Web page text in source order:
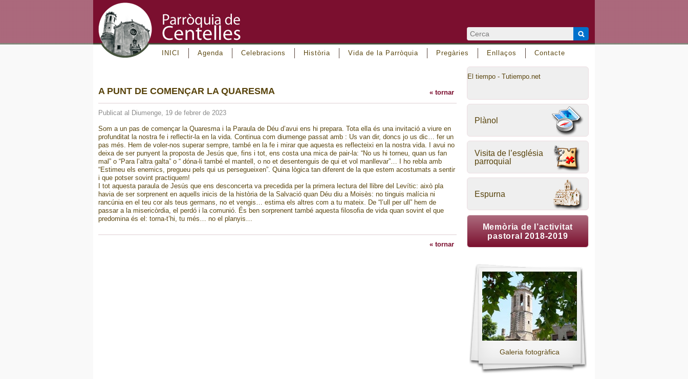
INICI Agenda Celebracions Història Vida de la Parròquia Pregàries Enllaços Contacte
A PUNT DE COMENÇAR LA QUARESMA « tornar
Publicat al Diumenge, 19 de febrer de 2023
Som a un pas de començar la Quaresma i la Paraula de Déu d’avui ens hi prepara. Tota ella és una invitació a viure en
profunditat la nostra fe i reflectir-la en la vida. Continua com diumenge passat amb : Us van dir, doncs jo us dic… fer un
pas més. Hem de voler-nos superar sempre, també en la fe i mirar que aquesta es reflecteixi en la nostra vida. I avui no
deixa de ser punyent la proposta de Jesús que, fins i tot, ens costa una mica de pair-la: “No us hi torneu, quan us fan
mal” o “Para l’altra galta” o “ dóna-li també el mantell, o no et desentenguis de qui et vol manllevar”… I ho rebla amb
“Estimeu els enemics, pregueu pels qui us persegueixen”. Quina lògica tan diferent de la que estem acostumats a sentir
i que potser sovint practiquem!
I tot aquesta paraula de Jesús que ens desconcerta va precedida per la primera lectura del llibre del Levític: això pla
havia de ser sorprenent en aquells inicis de la història de la Salvació quan Déu diu a Moisès: no tinguis malícia ni
rancúnia en el teu cor als teus germans, no et vengis… estima els altres com a tu mateix. De “l’ull per ull” hem de
passar a la misericòrdia, el perdó i la comunió. És ben sorprenent també aquesta filosofia de vida quan sovint el que
predomina és el: torna-t’hi, tu més… no el planyis…
« tornar
El tiempo - Tutiempo.net
Plànol
Visita de l’església
parroquial
Espurna
Memòria de l’activitat
pastoral 2018-2019
Galeria fotogràfica